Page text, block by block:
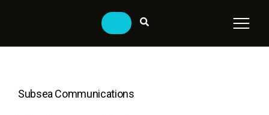
Subsea Communications